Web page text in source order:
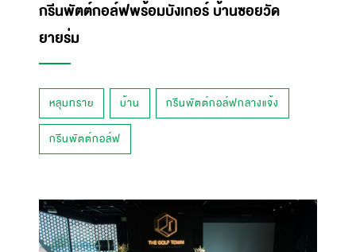
กรีนพัตต์กอล์ฟพร้อมบังเกอร์ บ้านซอยวัด
ยายร่ม
หลุมทราย บ้าน กรีนพัตต์กอล์ฟกลางแจ้ง
กรีนพัตต์กอล์ฟ